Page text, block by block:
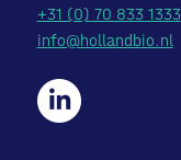
+31 (0) 70 833 1333
info@hollandbio.nl